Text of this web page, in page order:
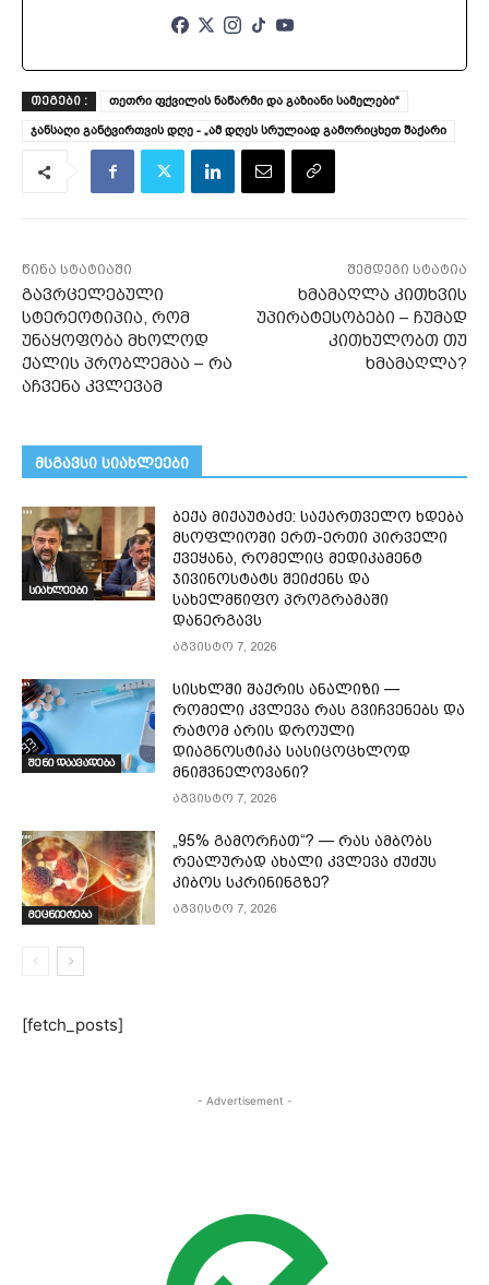
ᲗᲔᲒᲔᲑᲘ :
თეთრი ფქვილის ნაწარმი და გაზიანი სამელები“
ჯანსაღი განტვირთვის დღე - „ამ დღეს სრულიად გამორიცხეთ შაქარი
წინა სტატიაში
გავრცელებული
სტერეოტიპია, რომ
უნაყოფობა მხოლოდ
ქალის პრობლემაა – რა
აჩვენა კვლევამ
შემდეგი სტატია
ხმამაღლა კითხვის
უპირატესობები – ჩუმად
კითხულობთ თუ
ხმამაღლა?
მსგავსი სიახლეები
სიახლეები
ბექა მიქაუტაძე: საქართველო ხდება
მსოფლიოში ერთ-ერთი პირველი
ქვეყანა, რომელიც მედიკამენტ
ჯივინოსტატს შეიძენს და
სახელმწიფო პროგრამაში
დანერგავს
აგვისტო 7, 2026
შენი დაავადება
სისხლში შაქრის ანალიზი —
რომელი კვლევა რას გვიჩვენებს და
რატომ არის დროული
დიაგნოსტიკა სასიცოცხლოდ
მნიშვნელოვანი?
აგვისტო 7, 2026
მეცნიერება
„95% გამორჩათ“? — რას ამბობს
რეალურად ახალი კვლევა ძუძუს
კიბოს სკრინინგზე?
აგვისტო 7, 2026
[fetch_posts]
- Advertisement -